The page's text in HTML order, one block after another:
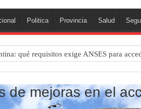
Politica Provincia Salud
qué requisitos exige ANSES para
mejor educación ambiental
residentes uruguayos avanzan con su
de cine en Luján es una apuesta al
de mejoras en el